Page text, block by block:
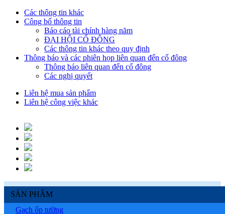
Các thông tin khác
Công bố thông tin
Báo cáo tài chính hàng năm
ĐẠI HỘI CỔ ĐÔNG
Các thông tin khác theo quy định
Thông báo và các phiên họp liên quan đến cổ đông
Thông báo liên quan đến cổ đông
Các nghị quyết
Liên hệ mua sản phẩm
Liên hệ công việc khác
SẢN PHẨM
Gạch ốp tường